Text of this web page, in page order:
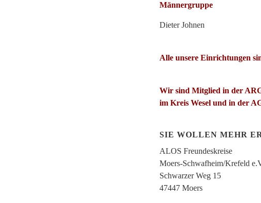
Männergruppe
Dieter Johnen
Alle unsere Einrichtungen
Wir sind Mitglied in der
im Kreis Wesel und in der
SIE WOLLEN MEHR
ALOS Freundeskreise
Moers-Schwafheim/Krefeld
Schwarzer Weg 15
47447 Moers